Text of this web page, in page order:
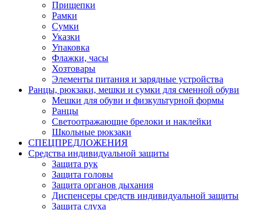
Прищепки
Рамки
Сумки
Указки
Упаковка
Флажки, часы
Хозтовары
Элементы питания и зарядные устройства
Ранцы, рюкзаки, мешки и сумки для сменной обуви
Мешки для обуви и физкультурной формы
Ранцы
Светоотражающие брелоки и наклейки
Школьные рюкзаки
СПЕЦПРЕДЛОЖЕНИЯ
Средства индивидуальной защиты
Защита рук
Защита головы
Защита органов дыхания
Диспенсеры средств индивидуальной защиты
Защита слуха